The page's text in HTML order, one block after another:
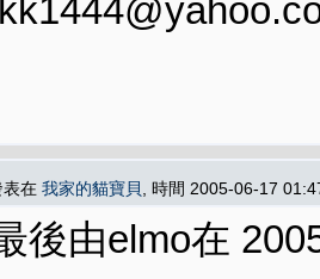
表在 我家的貓寶貝 , 時間 2005-06-17
後由elmo在